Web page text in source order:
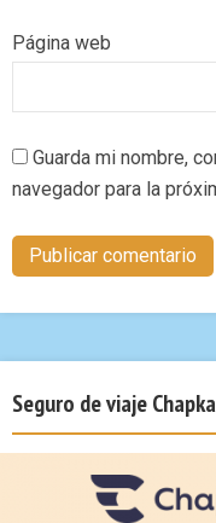
Página web
Guarda mi nombre,
navegador para la
Seguro de viaje Chapka